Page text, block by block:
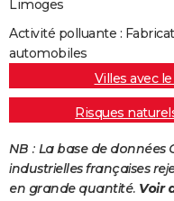
Limoges
Activité polluante :
automobiles
Villes avec
Risques
NB : La base de données
industrielles françaises
en grande quantité. Voir